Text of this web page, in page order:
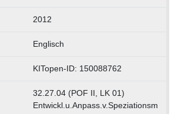
2012
Englisch
KITopen-ID: 150088762
32.27.04 (POF II, LK 01)
Entwickl.u.Anpass.v.Speziationsm